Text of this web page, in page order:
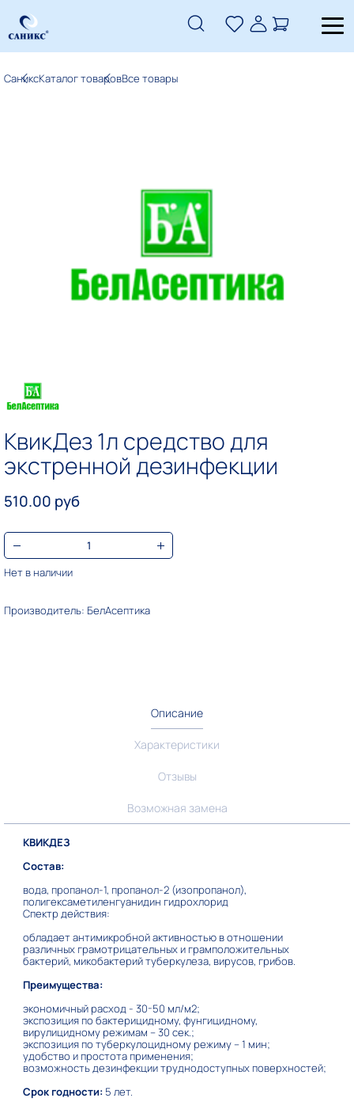
СаниксКаталог товаровВсе товары
КвикДез 1л средство для
экстренной дезинфекции
510.00 руб
Нет в наличии
Производитель: БелАсептика
Описание
Характеристики
Отзывы
Возможная замена
КВИКДЕЗ
Состав:
вода, пропанол-1, пропанол-2 (изопропанол),
полигексаметиленгуанидин гидрохлорид
Спектр действия:
обладает антимикробной активностью в отношении
различных грамотрицательных и грамположительных
бактерий, микобактерий туберкулеза, вирусов, грибов.
Преимущества:
экономичный расход - 30-50 мл/м2;
экспозиция по бактерицидному, фунгицидному,
вирулицидному режимам – 30 сек.;
экспозиция по туберкулоцидному режиму – 1 мин;
удобство и простота применения;
возможность дезинфекции труднодоступных поверхностей;
Срок годности: 5 лет.